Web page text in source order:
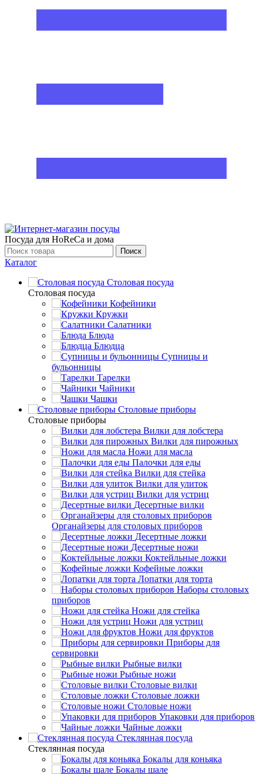
Посуда для HoReCa и дома
Поиск
Каталог
Столовая посуда
Столовая посуда
Кофейники
Кружки
Салатники
Блюда
Блюдца
Супницы и
бульонницы
Тарелки
Чайники
Чашки
Cтоловые приборы
Cтоловые приборы
Вилки для лобстера
Вилки для пирожных
Ножи для масла
Палочки для еды
Вилки для стейка
Вилки для улиток
Вилки для устриц
Десертные вилки
Органайзеры для столовых приборов
Десертные ложки
Десертные ножи
Коктейльные ложки
Кофейные ложки
Лопатки для торта
Наборы столовых
приборов
Ножи для стейка
Ножи для устриц
Ножи для фруктов
Приборы для
сервировки
Рыбные вилки
Рыбные ножи
Столовые вилки
Столовые ложки
Столовые ножи
Упаковки для приборов
Чайные ложки
Стеклянная посуда
Стеклянная посуда
Бокалы для коньяка
Бокалы шале